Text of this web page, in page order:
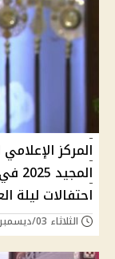
المركز
احتفالات ليلة
الثلاثاء 03/ديسمبر/2024 - 09:55 م